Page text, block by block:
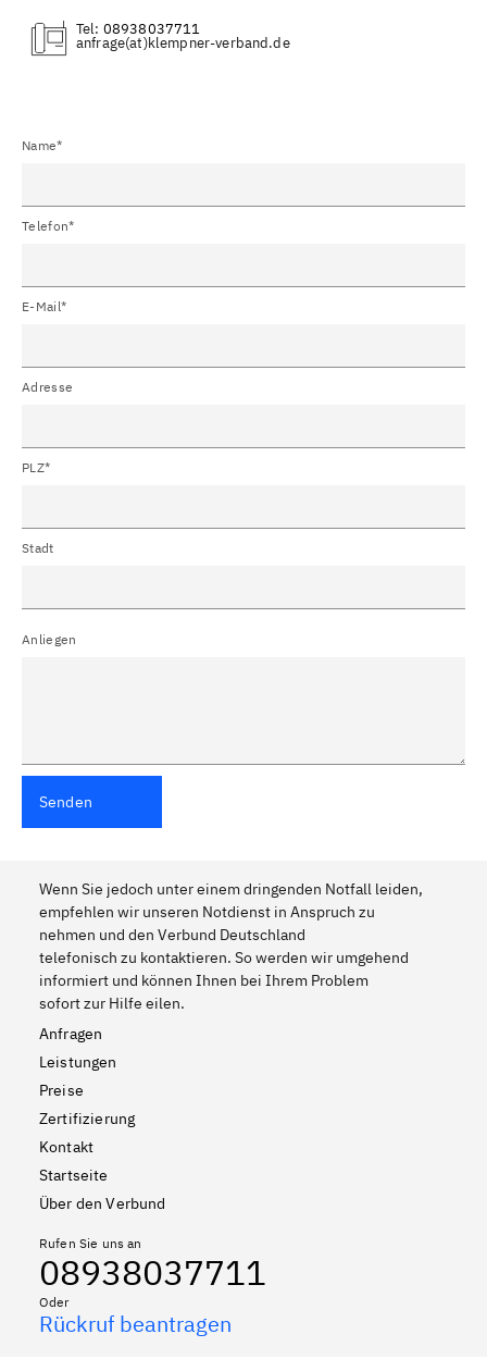
Tel: 08938037711
(at)
Name*
Telefon*
E-Mail*
Adresse
PLZ*
Stadt
Anliegen
Senden
Wenn Sie jedoch unter einem dringenden Notfall leiden,
empfehlen wir unseren Notdienst in Anspruch zu
nehmen und den Verbund Deutschland
telefonisch zu kontaktieren. So werden wir umgehend
informiert und können Ihnen bei Ihrem Problem
sofort zur Hilfe eilen.
Anfragen
Leistungen
Preise
Zertifizierung
Kontakt
Startseite
Über den Verbund
Rufen Sie uns an
08938037711
Oder
Rückruf beantragen